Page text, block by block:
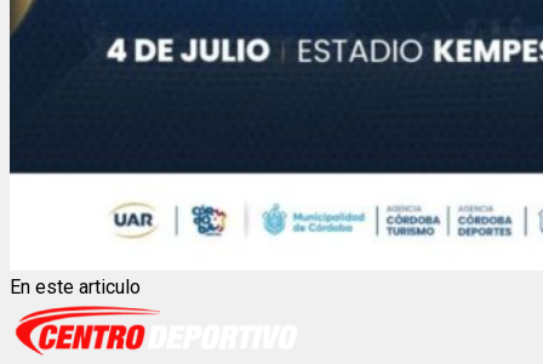
En este articulo